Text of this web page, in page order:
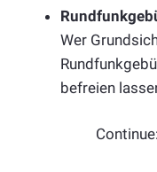
Wer
befreien
Continue: